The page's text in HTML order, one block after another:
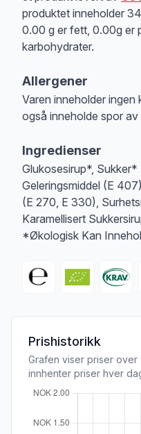
produktet inneholder
0.00 g er fett, 0.00g er
karbohydrater.
Allergener
Varen inneholder ingen
også inneholde spor av
Ingredienser
Glukosesirup*, Sukker*
Geleringsmiddel (E
(E 270, E 330),
Karamellisert
*Økologisk Kan
Prishistorikk
Grafen viser priser
innhenter priser hver